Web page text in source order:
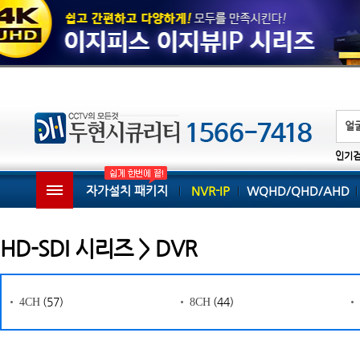
인기
자가설치 패키지 NVR-IP WQHD/QHD/AHD
HD-SDI 시리즈 > DVR
4CH (57) 8CH (44)